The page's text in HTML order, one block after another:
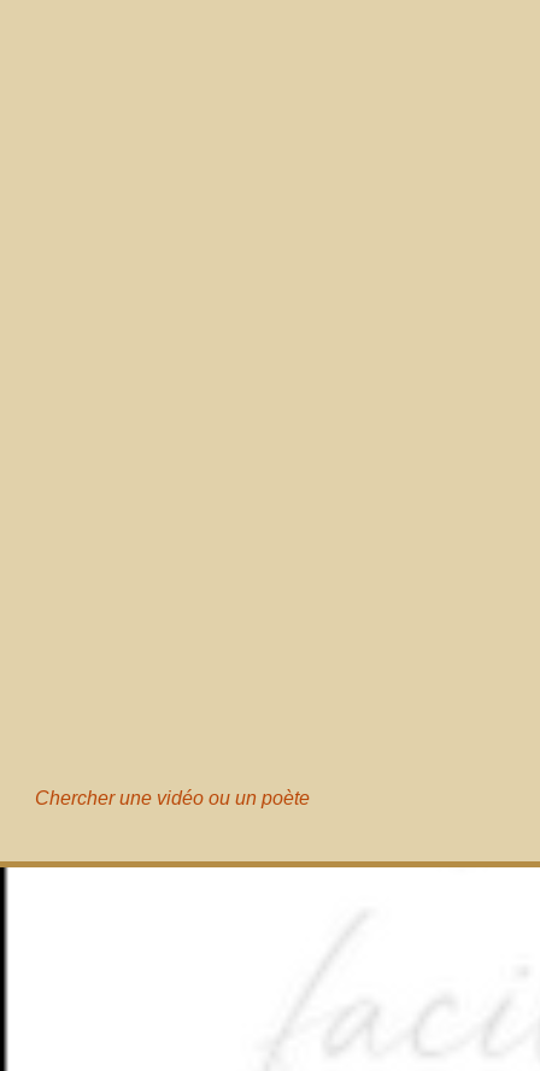
Chercher une vidéo ou un poète